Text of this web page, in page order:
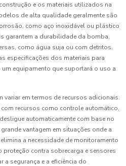
e os materiais utilizados na
de alta qualidade geralmente são
como aço inoxidável ou plástico
garantem a durabilidade da bomba,
como água suja ou com detritos.
especificações dos materiais para
equipamento que suportará o uso a
em termos de recursos adicionais.
recursos como controle automático,
automaticamente com base no
vantagem em situações onde a
a necessidade de monitoramento
contra sobrecarga e sensores
a segurança e a eficiência do